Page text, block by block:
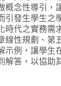
概念性導引，
引發生學生之
代之實務需
線性規劃、第
示例，讓學生
解答，以協助